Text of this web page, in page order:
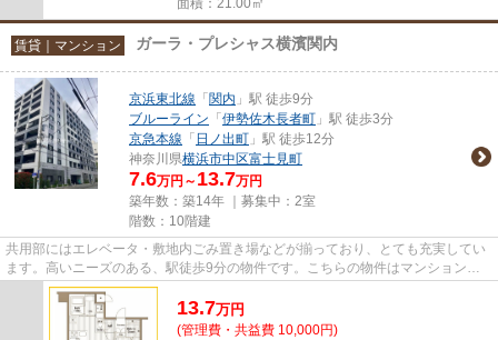
面積：21.00㎡
賃貸｜マンション ガーラ・プレシャス横濱関内
京浜東北線 「 関内 」駅 徒歩9分
ブルーライン 「 伊勢佐木長者町 」駅 徒歩3分
京急本線 「 日ノ出町 」駅 徒歩12分
神奈川県横浜市中区富士見町
7.6万円～ 13.7万円
築年数：築14年 ｜募集中： 2室
階数：10階建
共用部にはエレベータ・敷地内ごみ置き場などが揃っており、とても充実してい
ます。高いニーズのある、駅徒歩9分の物件です。こちらの物件はマンションで
す。付近にある2つの駅は、用...
13.7万円
(管理費・共益費 10,000円)